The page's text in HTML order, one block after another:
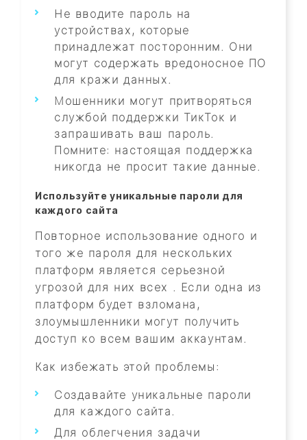
Не вводите пароль на
устройствах, которые
принадлежат посторонним. Они
могут содержать вредоносное ПО
для кражи данных.
Мошенники могут притворяться
службой поддержки ТикТок и
запрашивать ваш пароль.
Помните: настоящая поддержка
никогда не просит такие данные.
Используйте уникальные пароли для
каждого сайта
Повторное использование одного и
того же пароля для нескольких
платформ является серьезной
угрозой для них всех . Если одна из
платформ будет взломана,
злоумышленники могут получить
доступ ко всем вашим аккаунтам.
Как избежать этой проблемы:
Создавайте уникальные пароли
для каждого сайта.
Для облегчения задачи